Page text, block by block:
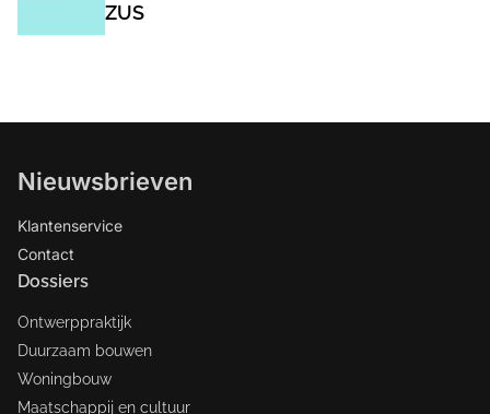
ZUS
Nieuwsbrieven
Klantenservice
Contact
Dossiers
Ontwerppraktijk
Duurzaam bouwen
Woningbouw
Maatschappij en cultuur